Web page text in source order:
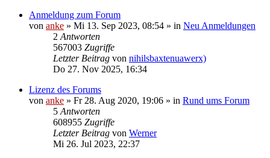
Anmeldung zum Forum
von anke » Mi 13. Sep 2023, 08:54 » in Neu Anmeldungen
2 Antworten
567003 Zugriffe
Letzter Beitrag von nihilsbaxtenuawerx)
Do 27. Nov 2025, 16:34
Lizenz des Forums
von anke » Fr 28. Aug 2020, 19:06 » in Rund ums Forum
5 Antworten
608955 Zugriffe
Letzter Beitrag von Werner
Mi 26. Jul 2023, 22:37